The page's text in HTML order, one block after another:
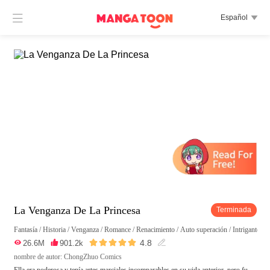
 Español 
La Venganza De La Princesa Terminada
Fantasía /Historia /Venganza /Romance /Renacimiento / Auto superación /Intrigante
 26.6M 901.2k  4.8 
nombre de autor: ChongZhuo Comics